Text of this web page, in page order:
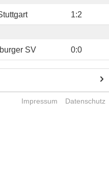
1:2
SV 0:0
Impressum Datenschutz